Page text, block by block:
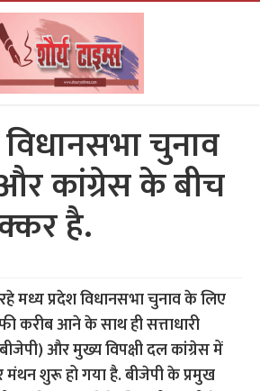
चुनाव
कांग्रेस के बीच
है.
मध्य प्रदेश विधानसभा चुनाव के लिए
करीब आने के साथ ही सत्ताधारी
और मुख्य विपक्षी दल कांग्रेस में
मंथन शुरू हो गया है. बीजेपी के प्रमुख